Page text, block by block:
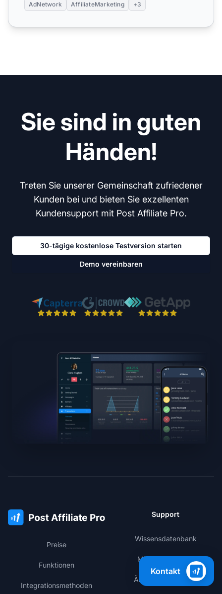
AdNetwork AffiliateMarketing +3
Sie sind in guten
Händen!
Treten Sie unserer Gemeinschaft zufriedener
Kunden bei und bieten Sie exzellenten
Kundensupport mit Post Affiliate Pro.
30-tägige kostenlose Testversion starten
Demo vereinbaren
Preise
Funktionen
Integrationsmethoden
Support
Wissensdatenbank
Mitgliederbereich
Änderungsprotokoll
Kontakt